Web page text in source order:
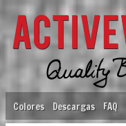
Colores Descargas FAQ